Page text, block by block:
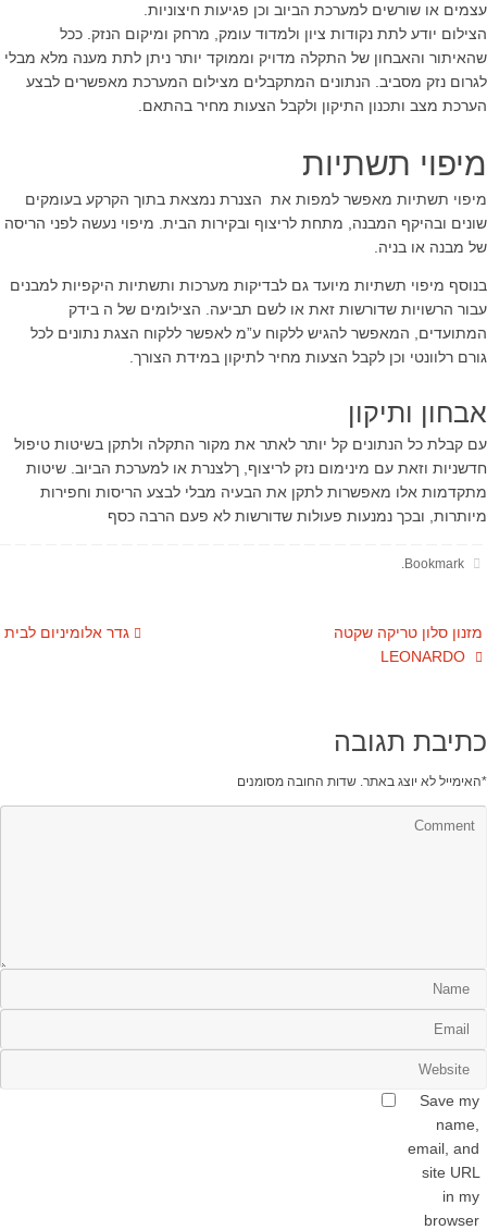
עצמים או שורשים למערכת הביוב וכן פגיעות חיצוניות.
הצילום יודע לתת נקודות ציון ולמדוד עומק, מרחק ומיקום הנזק. ככל
שהאיתור והאבחון של התקלה מדויק וממוקד יותר ניתן לתת מענה מלא מבלי
לגרום נזק מסביב. הנתונים המתקבלים מצילום המערכת מאפשרים לבצע
הערכת מצב ותכנון התיקון ולקבל הצעות מחיר בהתאם.
מיפוי תשתיות
מיפוי תשתיות מאפשר למפות את הצנרת נמצאת בתוך הקרקע בעומקים
שונים ובהיקף המבנה, מתחת לריצוף ובקירות הבית. מיפוי נעשה לפני הריסה
של מבנה או בניה.
בנוסף מיפוי תשתיות מיועד גם לבדיקות מערכות ותשתיות היקפיות למבנים
עבור הרשויות שדורשות זאת או לשם תביעה. הצילומים של ה בידק
המתועדים, המאפשר להגיש ללקוח ע”מ לאפשר ללקוח הצגת נתונים לכל
גורם רלוונטי וכן לקבל הצעות מחיר לתיקון במידת הצורך.
אבחון ותיקון
עם קבלת כל הנתונים קל יותר לאתר את מקור התקלה ולתקן בשיטות טיפול
חדשניות וזאת עם מינימום נזק לריצוף, ךלצנרת או למערכת הביוב. שיטות
מתקדמות אלו מאפשרות לתקן את הבעיה מבלי לבצע הריסות וחפירות
מיותרות, ובכך נמנעות פעולות שדורשות לא פעם הרבה כסף​
Bookmark
גדר אלומיניום לבית
מזנון סלון טריקה שקטה
LEONARDO
כתיבת תגובה
האימייל לא יוצג באתר. שדות החובה מסומנים *
Save my
name,
email, and
site URL
in my
browser